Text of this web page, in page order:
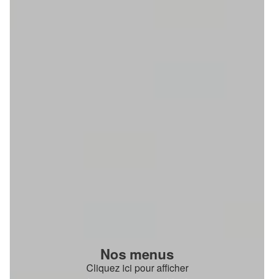
Nos menus
Cliquez ici pour afficher